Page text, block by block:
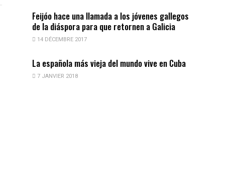
Feijóo hace una llamada a los jóvenes gallegos
de la diáspora para que retornen a Galicia
14 DÉCEMBRE 2017
La española más vieja del mundo vive en Cuba
7 JANVIER 2018